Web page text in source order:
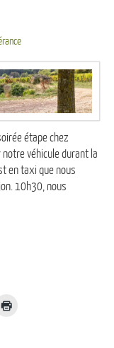
étape chez
véhicule durant la
en taxi que nous
10h30, nous